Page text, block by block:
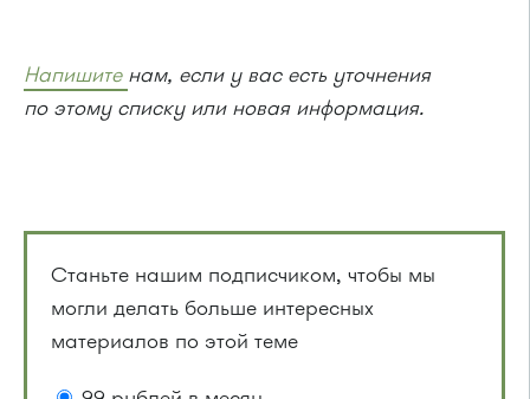
Напишите нам, если у вас есть уточнения
по этому списку или новая информация.
Станьте нашим подписчиком, чтобы мы
могли делать больше интересных
материалов по этой теме